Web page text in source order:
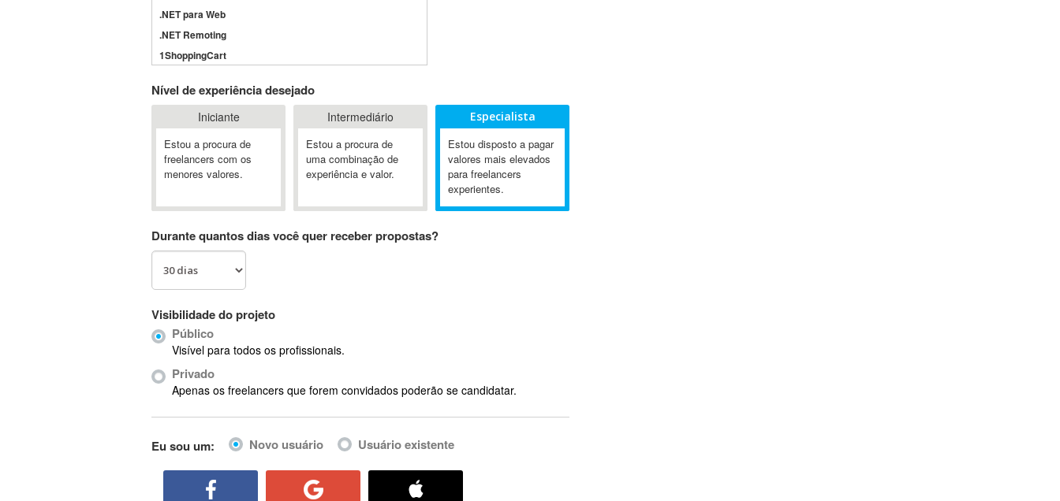
.NET para Web
.NET Remoting
1ShoppingCart
3GSM
4D Dimension
802.11
A&P
A-GPS
Ab Initio
ABIS
AbleCommerce
Ableton Live
Abstract Window Toolkit (AWT)
Nível de experiência desejado
Iniciante
Estou a procura de
freelancers com os
menores valores.
Intermediário
Estou a procura de
uma combinação de
experiência e valor.
Especialista
Estou disposto a pagar
valores mais elevados
para freelancers
experientes.
Durante quantos dias você quer receber propostas?
Visibilidade do projeto
Público
Visível para todos os profissionais.
Privado
Apenas os freelancers que forem convidados poderão se candidatar.
Eu sou um: Novo usuário Usuário existente